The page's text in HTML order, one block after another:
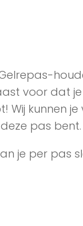
voor dat
Wij kunnen
pas bent.
je per pas